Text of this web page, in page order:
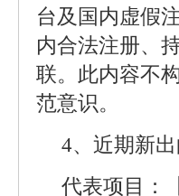
台及国内虚假
内合法注册、
联。此内容不
范意识。
4、近期新
代表项目：